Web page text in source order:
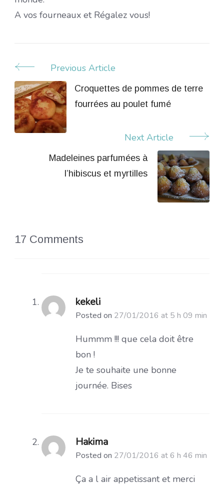
A vos fourneaux et Régalez vous!
Post
Navigation
Previous Article
Croquettes de pommes de terre
fourrées au poulet fumé
Next Article
Madeleines parfumées à
l’hibiscus et myrtilles
17 Comments
kekeli
Posted on 27/01/2016 at 5 h 09 min
Hummm !!! que cela doit être
bon !
Je te souhaite une bonne
journée. Bises
Hakima
Posted on 27/01/2016 at 6 h 46 min
Ça a l air appetissant et merci